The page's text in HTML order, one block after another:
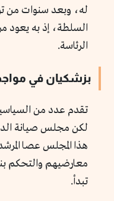
له، وبعد سنوات من
السلطة، إذ به يعود
الرئاسة.
بزشكيان في
تقدم عدد من
لكن مجلس صيانة
هذا المجلس عصا
معارضيهم والتحكم
تبدأ.